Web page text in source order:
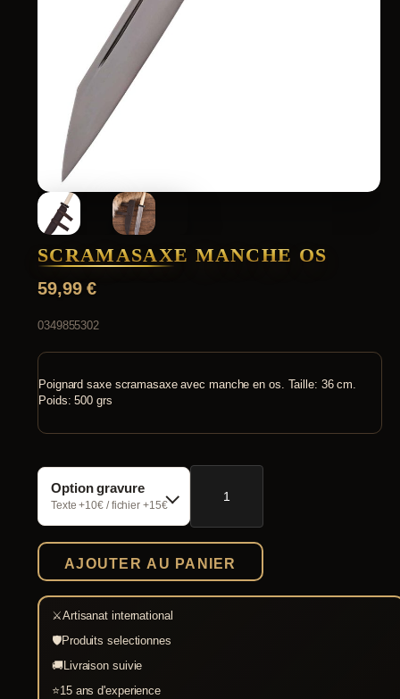
SCRAMASAXE MANCHE OS
59,99€
0349855302
Poignard saxe scramasaxe avec manche en os. Taille: 36 cm.
Poids: 500 grs
Option gravure
Texte +10€ / fichier +15€
quantité
Scramasaxe
manche
AJOUTER AU PANIER
⚔Artisanat international
🛡Produits selectionnes
🚚Livraison suivie
⭐15 ans d'experience